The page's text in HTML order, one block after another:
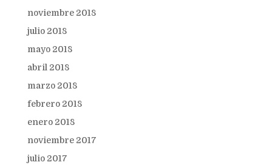
noviembre 2018
julio 2018
mayo 2018
abril 2018
marzo 2018
febrero 2018
enero 2018
noviembre 2017
julio 2017